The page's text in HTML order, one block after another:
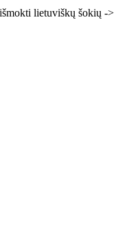
lietuviškų šokių ->